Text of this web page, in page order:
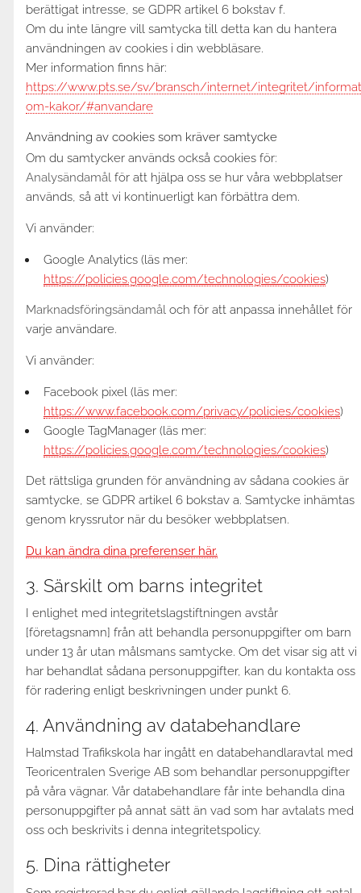
berättigat intresse, se GDPR artikel 6 bokstav f.
Om du inte längre vill samtycka till detta kan du hantera
användningen av cookies i din webbläsare.
Mer information finns här:
https://www.pts.se/sv/bransch/internet/integritet/
om-kakor/#anvandare
Användning av cookies som kräver samtycke
Om du samtycker används också cookies för:
Analysändamålför att hjälpa oss se hur våra webbplatser
används, så att vi kontinuerligt kan förbättra dem.
Vi använder:
Google Analytics (läs mer:
https://policies.google.com/technologies/cookies)
Marknadsföringsändamåloch för att anpassa innehållet för
varje användare.
Vi använder:
Facebook pixel (läs mer:
https://www.facebook.com/privacy/policies/cookies)
Google TagManager (läs mer:
https://policies.google.com/technologies/cookies)
Det rättsliga grunden för användning av sådana cookies är
samtycke, se GDPR artikel 6 bokstav a. Samtycke inhämtas
genom kryssrutor när du besöker webbplatsen.
Du kan ändra dina preferenser här.
3. Särskilt om barns integritet
I enlighet med integritetslagstiftningen avstår
[företagsnamn] från att behandla personuppgifter om barn
under 13 år utan målsmans samtycke. Om det visar sig att vi
har behandlat sådana personuppgifter, kan du kontakta oss
för radering enligt beskrivningen under punkt 6.
4. Användning av databehandlare
Halmstad Trafikskola har ingått en databehandlaravtal med
Teoricentralen Sverige AB som behandlar personuppgifter
på våra vägnar. Vår databehandlare får inte behandla dina
personuppgifter på annat sätt än vad som har avtalats med
oss och beskrivits i denna integritetspolicy.
5. Dina rättigheter